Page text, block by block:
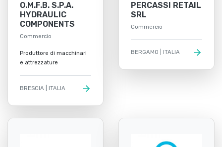
O.M.F.B. S.P.A.
HYDRAULIC
COMPONENTS
Commercio
Produttore di macchinari
e attrezzature
BRESCIA | ITALIA
PERCASSI RETAIL
SRL
Commercio
BERGAMO | ITALIA